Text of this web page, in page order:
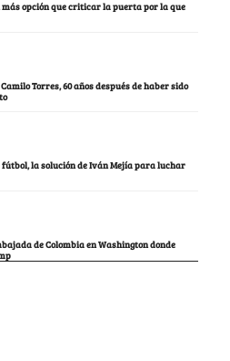
opción que criticar la puerta por la que
Torres, 60 años después de haber sido
la solución de Iván Mejía para luchar
de Colombia en Washington donde